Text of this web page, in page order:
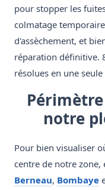
pour stopper les
colmatage
d'assèchement, et
réparation définitive.
résolues en une
notre
Pour bien visualiser
centre de notre zone,
Berneau, Bombaye